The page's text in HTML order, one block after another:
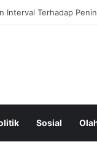
Menggali Hubungan
Sosial